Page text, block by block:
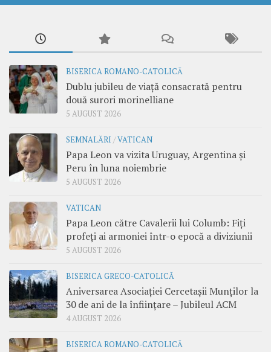
BISERICA ROMANO-CATOLICĂ
Dublu jubileu de viață consacrată pentru
două surori morinelliane
5 AUGUST 2026
SEMNALĂRI /VATICAN
Papa Leon va vizita Uruguay, Argentina și
Peru în luna noiembrie
5 AUGUST 2026
VATICAN
Papa Leon către Cavalerii lui Columb: Fiți
profeți ai armoniei într-o epocă a diviziunii
5 AUGUST 2026
BISERICA GRECO-CATOLICĂ
Aniversarea Asociației Cercetașii Munților la
30 de ani de la înființare – Jubileul ACM
4 AUGUST 2026
BISERICA ROMANO-CATOLICĂ